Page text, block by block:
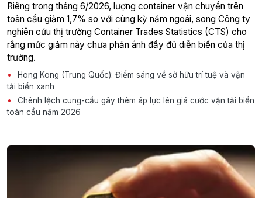
Riêng trong tháng 6/2026, lượng container vận chuyển trên
toàn cầu giảm 1,7% so với cùng kỳ năm ngoái, song Công ty
nghiên cứu thị trường Container Trades Statistics (CTS) cho
rằng mức giảm này chưa phản ánh đầy đủ diễn biến của thị
trường.
Hong Kong (Trung Quốc): Điểm sáng về sở hữu trí tuệ và vận
tải biển xanh
Chênh lệch cung-cầu gây thêm áp lực lên giá cước vận tải biển
toàn cầu năm 2026